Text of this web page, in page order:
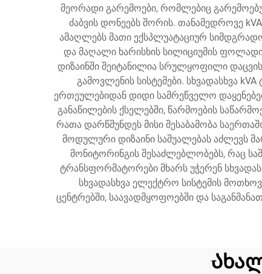
მეორადი გარემოები, რომლებიც
ძაბვის დონეებს შორის. თანამედროვე
ამაღლებს მათი ექსპლუატაციურ
და მაღალი ხარისხის სილიციუმის
დიზაინში შეიტანილია სრულყოფილი
გამოვლენის სისტემები. სხვადასხვა
ერთეულებიდან დიდი სამრეწველო
განაწილების ქსელებში, წარმოების
რათა დარწმუნდეს მისი შესაბამობა
მოდულური დიზაინი საშუალებას აძლევს
მონიტორინგის შესაძლებლობებს, რაც
ტრანსფორმატორები მხარს უჭერენ
სხვადასხვა ელექტრო სისტემის
ცენტრებში, საავადმყოფოებში და